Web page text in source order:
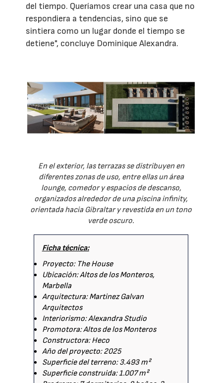
del tiempo. Queríamos crear una casa que no
respondiera a tendencias, sino que se
sintiera como un lugar donde el tiempo se
detiene", concluye Dominique Alexandra.
En el exterior, las terrazas se distribuyen en
diferentes zonas de uso, entre ellas un área
lounge, comedor y espacios de descanso,
organizados alrededor de una piscina infinity,
orientada hacia Gibraltar y revestida en un tono
verde oscuro.
Ficha técnica:
Proyecto: The House
Ubicación: Altos de los Monteros,
Marbella
Arquitectura: Martinez Galvan
Arquitectos
Interiorismo: Alexandra Studio
Promotora: Altos de los Monteros
Constructora: Heco
Año del proyecto: 2025
Superficie del terreno: 3.493 m²
Superficie construida: 1.007 m²